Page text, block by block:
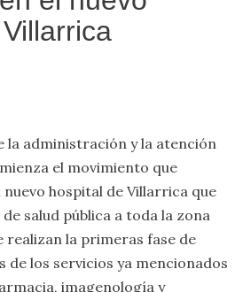
la administración y la atención
el movimiento que
hospital de Villarrica que
salud pública a toda la zona
realizan la primeras fase de
de los servicios ya mencionados
imagenología y